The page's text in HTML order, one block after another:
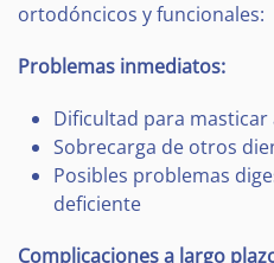
ortodóncicos y funcionales:
Problemas inmediatos:
Dificultad para
Sobrecarga de otros
Posibles problemas
deficiente
Complicaciones a largo